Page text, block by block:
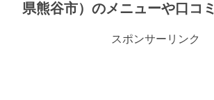
県熊谷市）のメニューや口コミ
スポンサーリンク